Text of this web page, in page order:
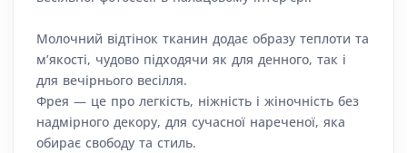
Молочний відтінок тканин додає образу теплоти та
м’якості, чудово підходячи як для денного, так і
для вечірнього весілля.
Фрея — це про легкість, ніжність і жіночність без
надмірного декору, для сучасної нареченої, яка
обирає свободу та стиль.